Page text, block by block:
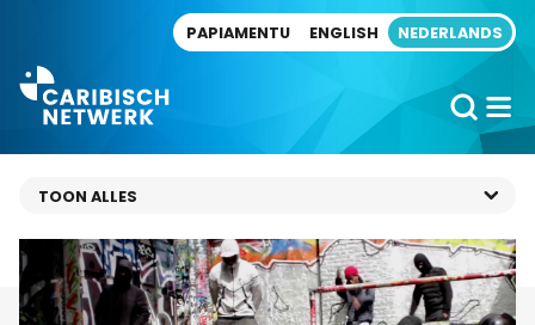
PAPIAMENTU ENGLISH NEDERLANDS